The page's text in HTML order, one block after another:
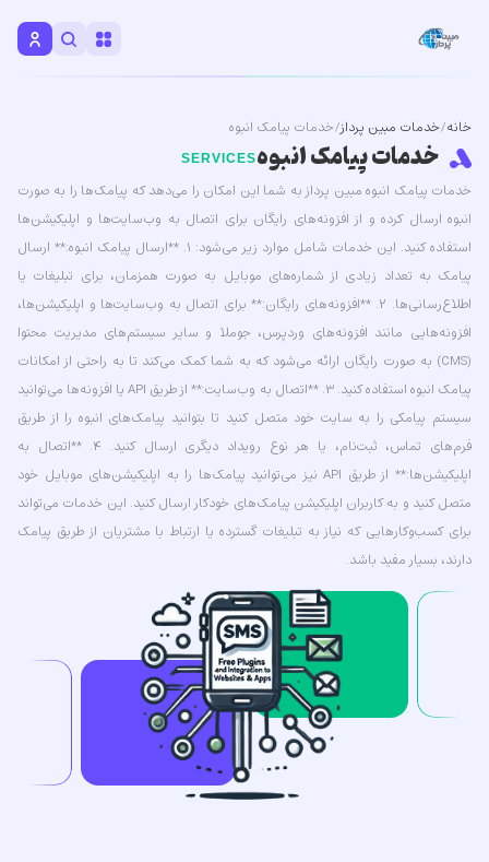
خانه/خدمات مبین پرداز/ خدمات پیامک انبوه
خدمات پیامک انبوهSERVICES
خدمات پیامک انبوه مبین پرداز به شما این امکان را می‌دهد که پیامک‌ها را به صورت
انبوه ارسال کرده و از افزونه‌های رایگان برای اتصال به وب‌سایت‌ها و اپلیکیشن‌ها
استفاده کنید. این خدمات شامل موارد زیر می‌شود: 1. **ارسال پیامک انبوه:** ارسال
پیامک به تعداد زیادی از شماره‌های موبایل به صورت همزمان، برای تبلیغات یا
اطلاع‌رسانی‌ها. 2. **افزونه‌های رایگان:** برای اتصال به وب‌سایت‌ها و اپلیکیشن‌ها،
افزونه‌هایی مانند افزونه‌های وردپرس، جوملا و سایر سیستم‌های مدیریت محتوا
(CMS) به صورت رایگان ارائه می‌شود که به شما کمک می‌کند تا به راحتی از امکانات
پیامک انبوه استفاده کنید. 3. **اتصال به وب‌سایت:** از طریق API یا افزونه‌ها می‌توانید
سیستم پیامکی را به سایت خود متصل کنید تا بتوانید پیامک‌های انبوه را از طریق
فرم‌های تماس، ثبت‌نام، یا هر نوع رویداد دیگری ارسال کنید. 4. **اتصال به
اپلیکیشن‌ها:** از طریق API نیز می‌توانید پیامک‌ها را به اپلیکیشن‌های موبایل خود
متصل کنید و به کاربران اپلیکیشن پیامک‌های خودکار ارسال کنید. این خدمات می‌تواند
برای کسب‌وکارهایی که نیاز به تبلیغات گسترده یا ارتباط با مشتریان از طریق پیامک
دارند، بسیار مفید باشد.